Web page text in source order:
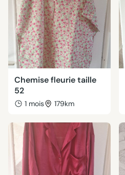
Chemise fleurie taille
52
1 mois 179km